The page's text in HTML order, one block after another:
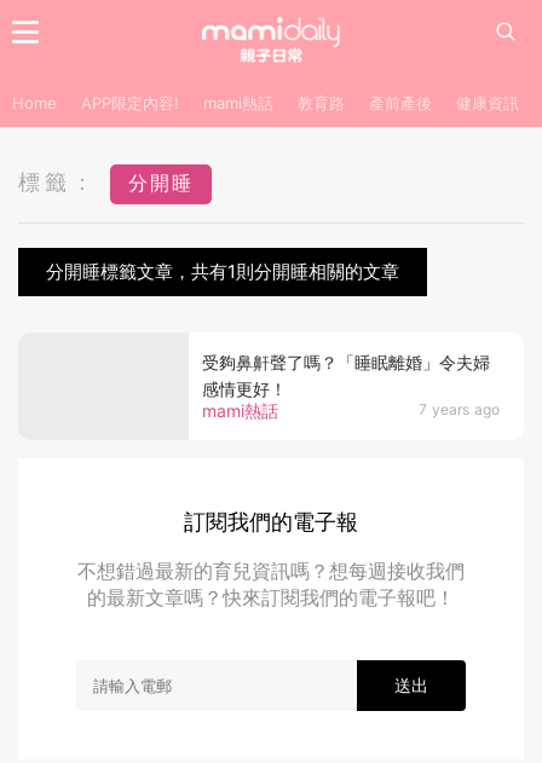
Home APP限定內容! mami熱話 教育路 產前產後 健康資訊
標籤： 分開睡
分開睡標籤文章，共有1則分開睡相關的文章
mami熱話 7 years ago
受夠鼻鼾聲了嗎？「睡眠離婚」令夫婦
感情更好！
訂閱我們的電子報
不想錯過最新的育兒資訊嗎？想每週接收我們
的最新文章嗎？快來訂閱我們的電子報吧！
送出